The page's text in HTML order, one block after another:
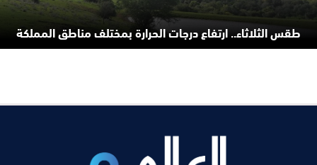
طقس الثلاثاء.. ارتفاع درجات الحرارة بمختلف مناطق المملكة